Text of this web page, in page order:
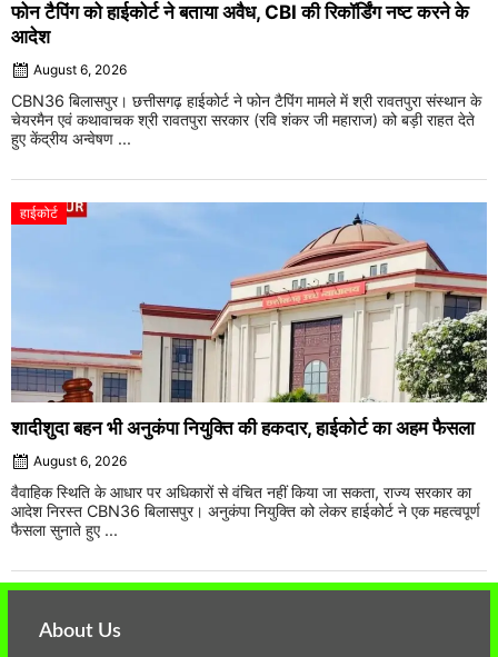
फोन टैपिंग को हाईकोर्ट ने बताया अवैध, CBI की रिकॉर्डिंग नष्ट करने के
आदेश
August 6, 2026
CBN36 बिलासपुर। छत्तीसगढ़ हाईकोर्ट ने फोन टैपिंग मामले में श्री रावतपुरा संस्थान के
चेयरमैन एवं कथावाचक श्री रावतपुरा सरकार (रवि शंकर जी महाराज) को बड़ी राहत देते
हुए केंद्रीय अन्वेषण ...
हाईकोर्ट
शादीशुदा बहन भी अनुकंपा नियुक्ति की हकदार, हाईकोर्ट का अहम फैसला
August 6, 2026
वैवाहिक स्थिति के आधार पर अधिकारों से वंचित नहीं किया जा सकता, राज्य सरकार का
आदेश निरस्त CBN36 बिलासपुर। अनुकंपा नियुक्ति को लेकर हाईकोर्ट ने एक महत्वपूर्ण
फैसला सुनाते हुए ...
About Us